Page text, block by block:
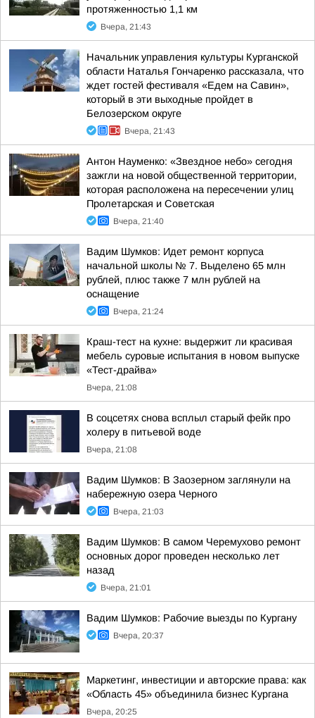
протяженностью 1,1 км
Вчера, 21:43
Начальник управления культуры Курганской
области Наталья Гончаренко рассказала, что
ждет гостей фестиваля «Едем на Савин»,
который в эти выходные пройдет в
Белозерском округе
Вчера, 21:43
Антон Науменко: «Звездное небо» сегодня
зажгли на новой общественной территории,
которая расположена на пересечении улиц
Пролетарская и Советская
Вчера, 21:40
Вадим Шумков: Идет ремонт корпуса
начальной школы № 7. Выделено 65 млн
рублей, плюс также 7 млн рублей на
оснащение
Вчера, 21:24
Краш-тест на кухне: выдержит ли красивая
мебель суровые испытания в новом выпуске
«Тест-драйва»
Вчера, 21:08
В соцсетях снова всплыл старый фейк про
холеру в питьевой воде
Вчера, 21:08
Вадим Шумков: В Заозерном заглянули на
набережную озера Черного
Вчера, 21:03
Вадим Шумков: В самом Черемухово ремонт
основных дорог проведен несколько лет
назад
Вчера, 21:01
Вадим Шумков: Рабочие выезды по Кургану
Вчера, 20:37
Маркетинг, инвестиции и авторские права: как
«Область 45» объединила бизнес Кургана
Вчера, 20:25